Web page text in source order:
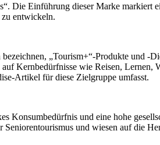
Die Einführung dieser Marke markiert
zu entwickeln.
„Tourism+“-Produkte und -
Kernbedürfnisse wie Reisen, Lernen,
Artikel für diese Zielgruppe umfasst.
Konsumbedürfnis und eine hohe
und wiesen auf die